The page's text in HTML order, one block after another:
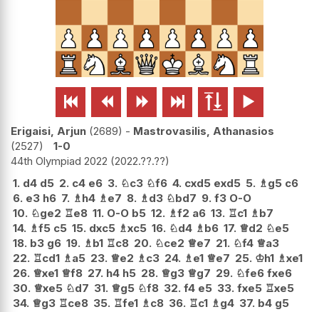
     
Erigaisi, Arjun 2689 - Mastrovasilis, Athanasios
2527
1-0
44th Olympiad 2022 2022.??.??
1. d4 d5 2. c4 e6 3. ♘c3 ♘f6 4. cxd5 exd5 5. ♗g5 c6
6. e3 h6 7. ♗h4 ♗e7 8. ♗d3 ♘bd7 9. f3 O-O
10. ♘ge2 ♖e8 11. O-O b5 12. ♗f2 a6 13. ♖c1 ♗b7
14. ♗f5 c5 15. dxc5 ♗xc5 16. ♘d4 ♗b6 17. ♕d2 ♘e5
18. b3 g6 19. ♗b1 ♖c8 20. ♘ce2 ♕e7 21. ♘f4 ♕a3
22. ♖cd1 ♗a5 23. ♕e2 ♗c3 24. ♗e1 ♕e7 25. ♔h1 ♗xe1
26. ♕xe1 ♕f8 27. h4 h5 28. ♕g3 ♕g7 29. ♘fe6 fxe6
30. ♕xe5 ♘d7 31. ♕g5 ♘f8 32. f4 e5 33. fxe5 ♖xe5
34. ♕g3 ♖ce8 35. ♖fe1 ♗c8 36. ♖c1 ♗g4 37. b4 g5